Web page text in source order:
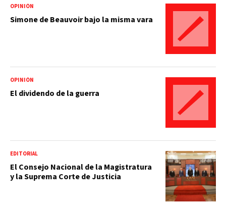
OPINIÓN
Simone de Beauvoir bajo la misma vara
OPINIÓN
El dividendo de la guerra
EDITORIAL
El Consejo Nacional de la Magistratura
y la Suprema Corte de Justicia